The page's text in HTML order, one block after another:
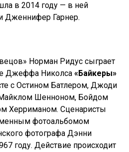
в 2014 году — в ней
Дженнифер Гарнер.
Норман Ридус сыграет
Джеффа Николса «Байкеры»
с Остином Батлером, Джоди
Шенноном, Бойдом
Херриманом. Сценаристы
фотоальбомом
фотографа Дэнни
году. Действие происходит